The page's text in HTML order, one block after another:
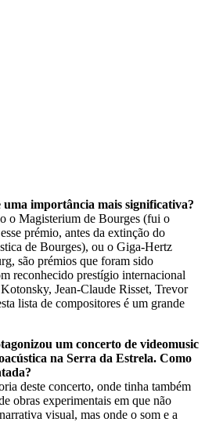
uma importância mais significativa?
o Magisterium de Bourges (fui o
prémio, antes da extinção do
de Bourges), ou o Giga-Hertz
são prémios que foram sido
reconhecido prestígio internacional
Jean-Claude Risset, Trevor
lista de compositores é um grande
um concerto de videomusic
na Serra da Estrela. Como
deste concerto, onde tinha também
obras experimentais em que não
visual, mas onde o som e a